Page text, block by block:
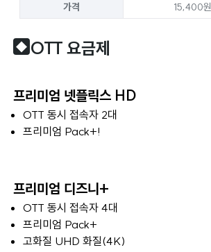
가격
15,400원
◆ OTT 요금제
프리미엄 넷플릭스 HD
OTT 동시 접속자 2대
프리미엄 Pack+!
프리미엄 디즈니+
OTT 동시 접속자 4대
프리미엄 Pack+
고화질 UHD 화질(4K)